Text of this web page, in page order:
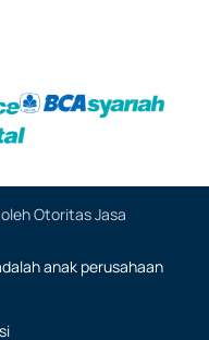
Otoritas Jasa
anak perusahaan